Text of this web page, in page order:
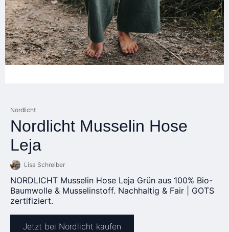
Nordlicht
Nordlicht Musselin Hose
Leja
Lisa Schreiber
NORDLICHT Musselin Hose Leja Grün aus 100% Bio-
Baumwolle & Musselinstoff. Nachhaltig & Fair | GOTS
zertifiziert.
Jetzt bei Nordlicht kaufen